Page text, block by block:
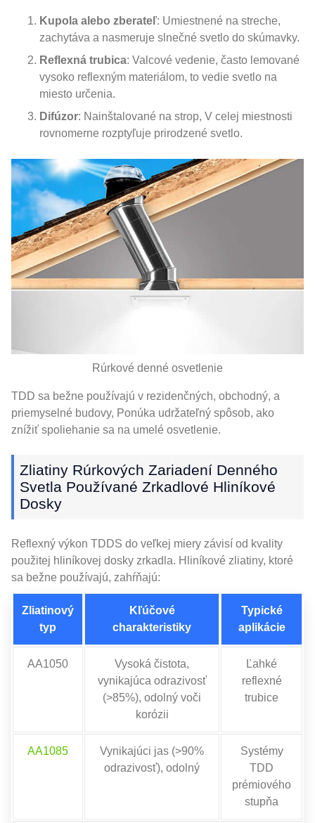
Kupola alebo zberateľ: Umiestnené na streche,
zachytáva a nasmeruje slnečné svetlo do skúmavky.
Reflexná trubica: Valcové vedenie, často lemované
vysoko reflexným materiálom, to vedie svetlo na
miesto určenia.
Difúzor: Nainštalované na strop, V celej miestnosti
rovnomerne rozptyľuje prirodzené svetlo.
Rúrkové denné osvetlenie
TDD sa bežne používajú v rezidenčných, obchodný, a
priemyselné budovy, Ponúka udržateľný spôsob, ako
znížiť spoliehanie sa na umelé osvetlenie.
Zliatiny Rúrkových Zariadení Denného
Svetla Používané Zrkadlové Hliníkové
Dosky
Reflexný výkon TDDS do veľkej miery závisí od kvality
použitej hliníkovej dosky zrkadla. Hliníkové zliatiny, ktoré
sa bežne používajú, zahŕňajú:
Zliatinový
typ
Kľúčové
charakteristiky
Typické
aplikácie
AA1050
Vysoká čistota,
vynikajúca odrazivosť
(>85%), odolný voči
korózii
Ľahké
reflexné
trubice
AA1085
Vynikajúci jas (>90%
odrazivosť), odolný
Systémy
TDD
prémiového
stupňa